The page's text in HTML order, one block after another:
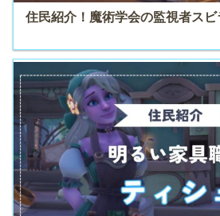
住民紹介！魔術学会の監視者ス